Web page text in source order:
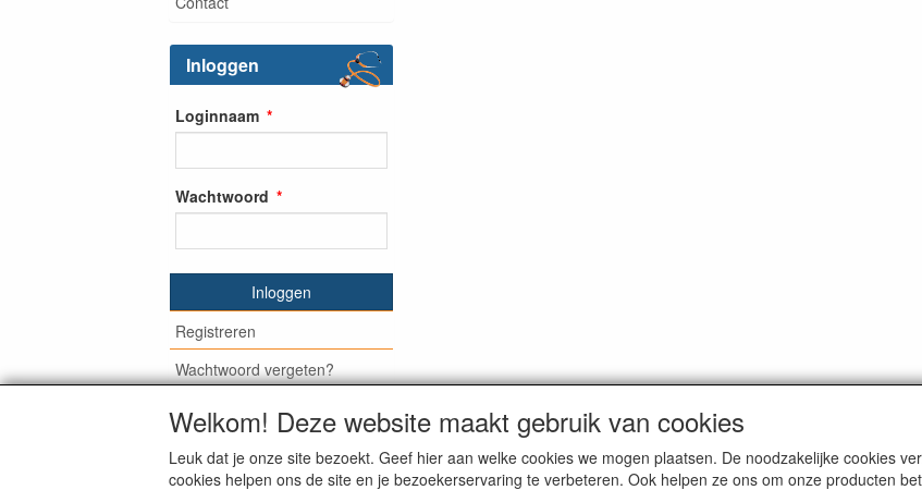
Inloggen
Loginnaam
Wachtwoord
Inloggen
Registreren
Wachtwoord vergeten?
© Medisan Trading | Alblasserdam. Alle genoemde prijzen zijn inclusief BTW en exclusiefverzendkosten,
Welkom! Deze website maakt gebruik van cookies
Leuk dat je onze site bezoekt. Geef hier aan welke cookies we mogen plaatsen. De noodzakelijke cookies
cookies helpen ons de site en je bezoekerservaring te verbeteren. Ook helpen ze ons om onze producten